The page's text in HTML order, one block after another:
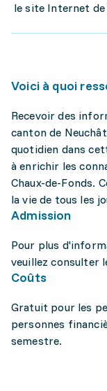
le site Internet
Voici à quoi
Recevoir des
canton de
quotidien dans
à enrichir les
Chaux-de-Fonds.
la vie de tous les
Admission
Pour plus
veuillez consulter
Coûts
Gratuit pour les
personnes
semestre.